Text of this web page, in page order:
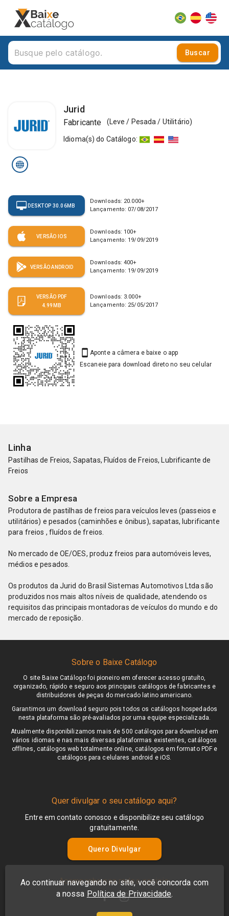
Buscar
Jurid
Fabricante (Leve / Pesada / Utilitário)
Idioma(s) do Catálogo:
DESKTOP 30.06MB
Downloads: 20.000+
Lançamento: 07/08/2017
VERSÃO IOS
Downloads: 100+
Lançamento: 19/09/2019
VERSÃO ANDROID
Downloads:400+
Lançamento: 19/09/2019
VERSÃO PDF
4.99MB
Downloads: 3.000+
Lançamento: 25/05/2017
Aponte a câmera e baixe o app
Escaneie para download direto no seu celular
Linha
Pastilhas de Freios, Sapatas, Fluídos de Freios, Lubrificante de
Freios
Sobre a Empresa
Produtora de pastilhas de freios para veículos leves (passeios e
utilitários) e pesados (caminhões e ônibus), sapatas, lubrificante
para freios , fluídos de freios.
No mercado de OE/OES, produz freios para automóveis leves,
médios e pesados.
Os produtos da Jurid do Brasil Sistemas Automotivos Ltda são
produzidos nos mais altos níveis de qualidade, atendendo os
requisitos das principais montadoras de veículos do mundo e do
mercado de reposição.
Sobre o Baixe Catálogo
O site Baixe Catálogo foi pioneiro em oferecer acesso gratuíto,
organizado, rápido e seguro aos principais catálogos de fabricantes e
distribuidores de peças do mercado latino americano.
Garantimos um download seguro pois todos os catálogos hospedados
nesta plataforma são pré-avaliados por uma equipe especializada.
Atualmente disponibilizamos mais de 500 catálogos para download em
vários idiomas e nas mais diversas plataformas existentes, catálogos
offlines, catálogos web totalmente online, catálogos em formato PDF e
catálogos para celulares android e iOS.
Quer divulgar o seu catálogo aqui?
Entre em contato conosco e disponibilize seu catálogo
gratuitamente.
Quero Divulgar
Acompanhe nas redes sociais:
Ao continuar navegando no site, você concorda com
a nossa Política de Privacidade.